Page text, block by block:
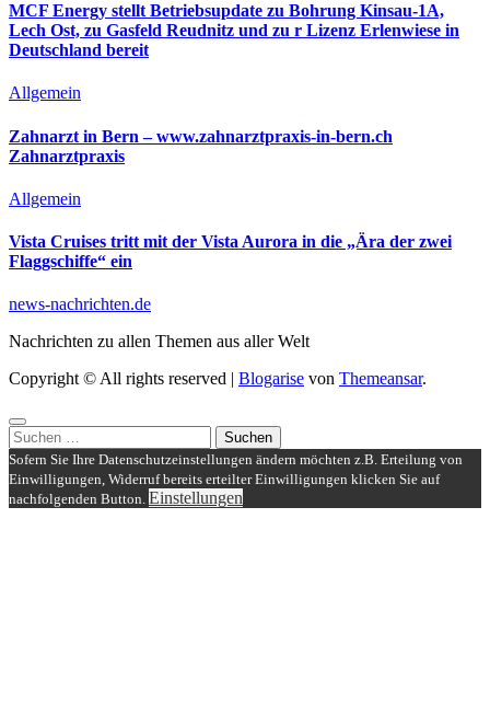
MCF Energy stellt Betriebsupdate zu Bohrung Kinsau-1A,
Lech Ost, zu Gasfeld Reudnitz und zu r Lizenz Erlenwiese in
Deutschland bereit
Allgemein
Zahnarzt in Bern – www.zahnarztpraxis-in-bern.ch
Zahnarztpraxis
Allgemein
Vista Cruises tritt mit der Vista Aurora in die „Ära der zwei
Flaggschiffe“ ein
news-nachrichten.de
Nachrichten zu allen Themen aus aller Welt
Copyright © All rights reserved
Blogarise von Themeansar.
Suchen
nach:
Sofern Sie Ihre Datenschutzeinstellungen ändern möchten z.B. Erteilung von
Einwilligungen, Widerruf bereits erteilter Einwilligungen klicken Sie auf
nachfolgenden Button. Einstellungen